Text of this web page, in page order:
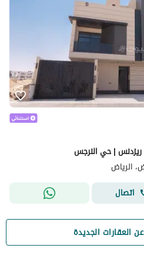
ريزدنس | حي النرجس
الرياض
اتصال
العقارات الجديدة